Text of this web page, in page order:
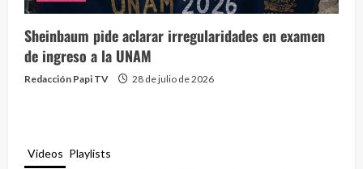
Sheinbaum pide aclarar irregularidades en examen
de ingreso a la UNAM
Redacción Papi TV 28 de julio de 2026
Videos Playlists